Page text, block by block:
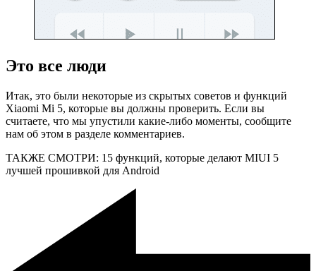
Это все люди
Итак, это были некоторые из скрытых советов и функций
Xiaomi Mi 5, которые вы должны проверить. Если вы
считаете, что мы упустили какие-либо моменты, сообщите
нам об этом в разделе комментариев.
ТАКЖЕ СМОТРИ: 15 функций, которые делают MIUI 5
лучшей прошивкой для Android